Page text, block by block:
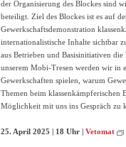
der Organisierung des Blockes sind
beteiligt. Ziel des Blockes ist es auf
Gewerkschaftsdemonstration
internationalistische Inhalte sichtbar
aus Betrieben und Basisinitiativen
unserem Mobi-Tresen werden wir in
Gewerkschaften spielen, warum
Themen beim klassenkämpferischen
Möglichkeit mit uns ins Gespräch zu
25. April 2025 | 18 Uhr | Vetomat